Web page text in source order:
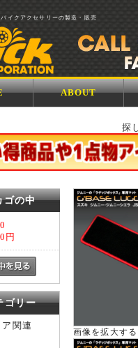
イクアクセサリーの製造・販売
ABOUT
探
ゴの中
0
0円
ゴリー
関連
画像を拡大する